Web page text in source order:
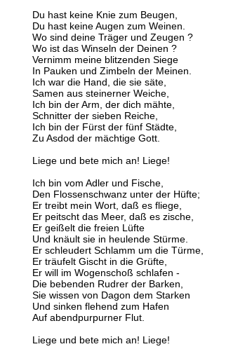
Du hast keine Knie zum Beugen,
Du hast keine Augen zum Weinen.
Wo sind deine Träger und Zeugen ?
Wo ist das Winseln der Deinen ?
Vernimm meine blitzenden Siege
In Pauken und Zimbeln der Meinen.
Ich war die Hand, die sie säte,
Samen aus steinerner Weiche,
Ich bin der Arm, der dich mähte,
Schnitter der sieben Reiche,
Ich bin der Fürst der fünf Städte,
Zu Asdod der mächtige Gott.
Liege und bete mich an! Liege!
Ich bin vom Adler und Fische,
Den Flossenschwanz unter der Hüfte;
Er treibt mein Wort, daß es fliege,
Er peitscht das Meer, daß es zische,
Er geißelt die freien Lüfte
Und knäult sie in heulende Stürme.
Er schleudert Schlamm um die Türme,
Er träufelt Gischt in die Grüfte,
Er will im Wogenschoß schlafen -
Die bebenden Rudrer der Barken,
Sie wissen von Dagon dem Starken
Und sinken flehend zum Hafen
Auf abendpurpurner Flut.
Liege und bete mich an! Liege!